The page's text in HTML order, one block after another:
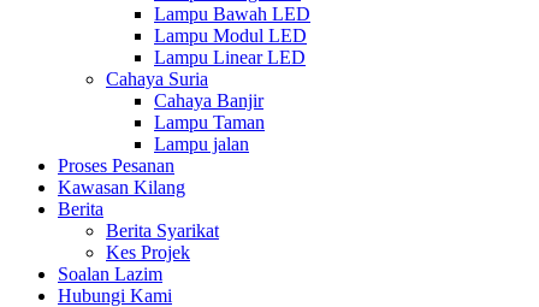
Lampu Bawah LED
Lampu Modul LED
Lampu Linear LED
Cahaya Suria
Cahaya Banjir
Lampu Taman
Lampu jalan
Proses Pesanan
Kawasan Kilang
Berita
Berita Syarikat
Kes Projek
Soalan Lazim
Hubungi Kami